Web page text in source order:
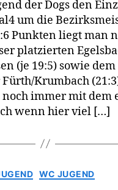
der Dogs den
um die
Punkten liegt man
platzierten
(je 19:5) sowie dem
Krumbach
immer mit dem
wenn hier viel […]
Kategorien
WC JUGEND